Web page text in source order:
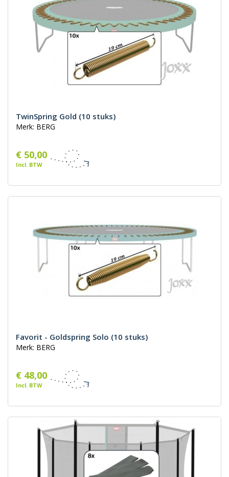
TwinSpring Gold (10 stuks)
Merk: BERG
€ 50,00
Incl. BTW
Favorit - Goldspring Solo (10 stuks)
Merk: BERG
€ 48,00
Incl. BTW